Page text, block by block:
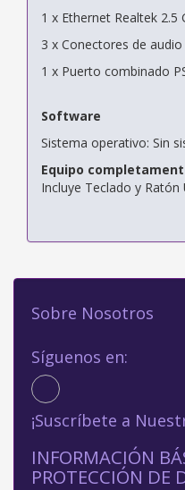
1 x Ethernet Realtek 2.5
3 x Conectores de audio
1 x Puerto combinado
Software
Sistema operativo: Sin
Equipo
Incluye Teclado y Ratón
Sobre Nosotros
Síguenos en:
¡Suscríbete a
INFORMACIÓN
PROTECCIÓN DE